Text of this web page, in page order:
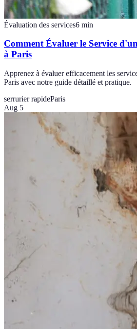
Évaluation des services6 min
Comment Évaluer le Service
à Paris
Apprenez à évaluer efficacement les
Paris avec notre guide détaillé et pratique.
serrurier rapideParis
Aug 5